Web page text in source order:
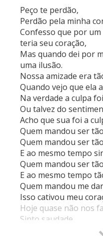
Peço te perdão,
Perdão pela minha
Confesso que por
teria seu coração,
Mas quando dei por
uma ilusão.
Nossa amizade era
Quando vejo que ela
Na verdade a culpa
Ou talvez do
Acho que sua foi a
Quem mandou ser
Quem mandou ser
E ao mesmo tempo
Quem mandou ser
E ao mesmo tempo
Quem mandou me
Isso cativou meu
Hoje quase não nos
Sinto saudade,
Saudade do meu